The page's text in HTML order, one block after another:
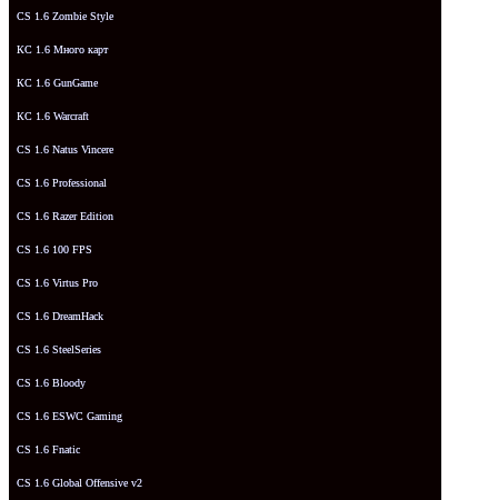
CS 1.6 Zombie Style
КС 1.6 Много карт
КС 1.6 GunGame
КС 1.6 Warcraft
CS 1.6 Natus Vincere
CS 1.6 Professional
CS 1.6 Razer Edition
CS 1.6 100 FPS
CS 1.6 Virtus Pro
CS 1.6 DreamHack
CS 1.6 SteelSeries
CS 1.6 Bloody
CS 1.6 ESWC Gaming
CS 1.6 Fnatic
CS 1.6 Global Offensive v2